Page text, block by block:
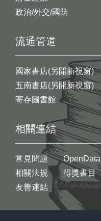
政治/外交/國防
流通管道
國家書店(另開新視窗)
五南書店(另開新視窗)
寄存圖書館
相關連結
常見問題
相關法規
友善連結
OpenData
得獎書目